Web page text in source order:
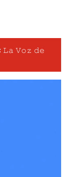
𝙻𝚊 𝚅𝚘𝚣 𝚍𝚎